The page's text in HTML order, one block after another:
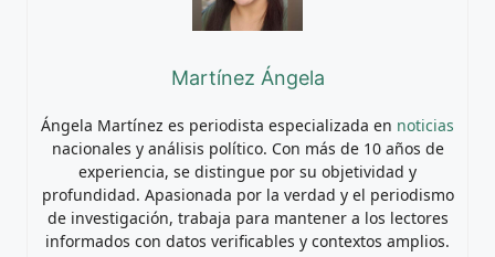
Martínez Ángela
Ángela Martínez es periodista especializada en noticias
nacionales y análisis político. Con más de 10 años de
experiencia, se distingue por su objetividad y
profundidad. Apasionada por la verdad y el periodismo
de investigación, trabaja para mantener a los lectores
informados con datos verificables y contextos amplios.